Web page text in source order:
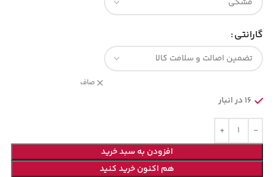
گارانتی
صاف
16 در انبار
افزودن به سبد خرید
هم اکنون خرید کنید